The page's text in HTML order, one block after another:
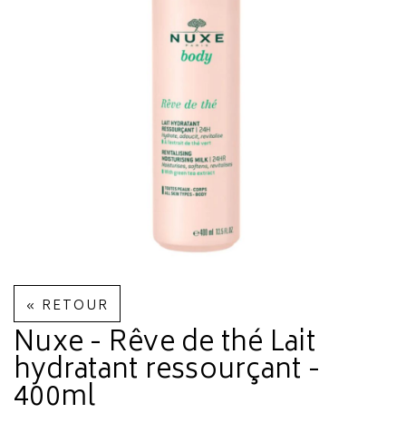
« RETOUR
Nuxe - Rêve de thé Lait
hydratant ressourçant -
400ml